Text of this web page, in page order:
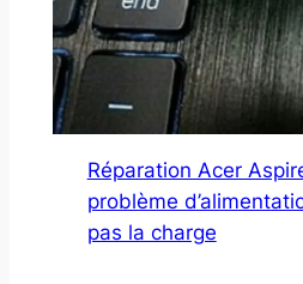
Réparation Acer
problème
pas la charge